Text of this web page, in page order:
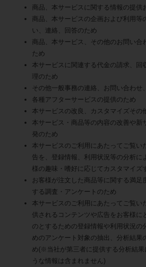
商品、本サービスに関する情報の提供
商品、本サービスの企画および利用等
い、連絡、回答のため
商品、本サービス、その他のお問い合
ため
本サービスに関連する代金の請求、回
理のため
その他一般事務の連絡、お問い合わせ
各種アフターサービスの提供のため
本サービスの改良、カスタマイズその
本サービス・商品等の内容の改善や新
発のため
本サービスのご利用にあたってご覧い
告を、登録情報、利用状況等の分析に
様の趣味・嗜好に応じてカスタマイズ
お客様が注文した商品等に関する満足
する調査・アンケートのため
本サービスのご利用にあたってご覧い
供されるコンテンツや広告をお客様に
のとするための登録情報や利用状況の
めのアンケート対象の抽出、分析結果
め(※当社が第三者に提供する分析結果
うな情報は含まれません)